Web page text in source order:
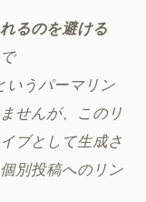
るのを避ける
いうパーマリン
せんが、このリ
ブとして生成さ
別投稿へのリン